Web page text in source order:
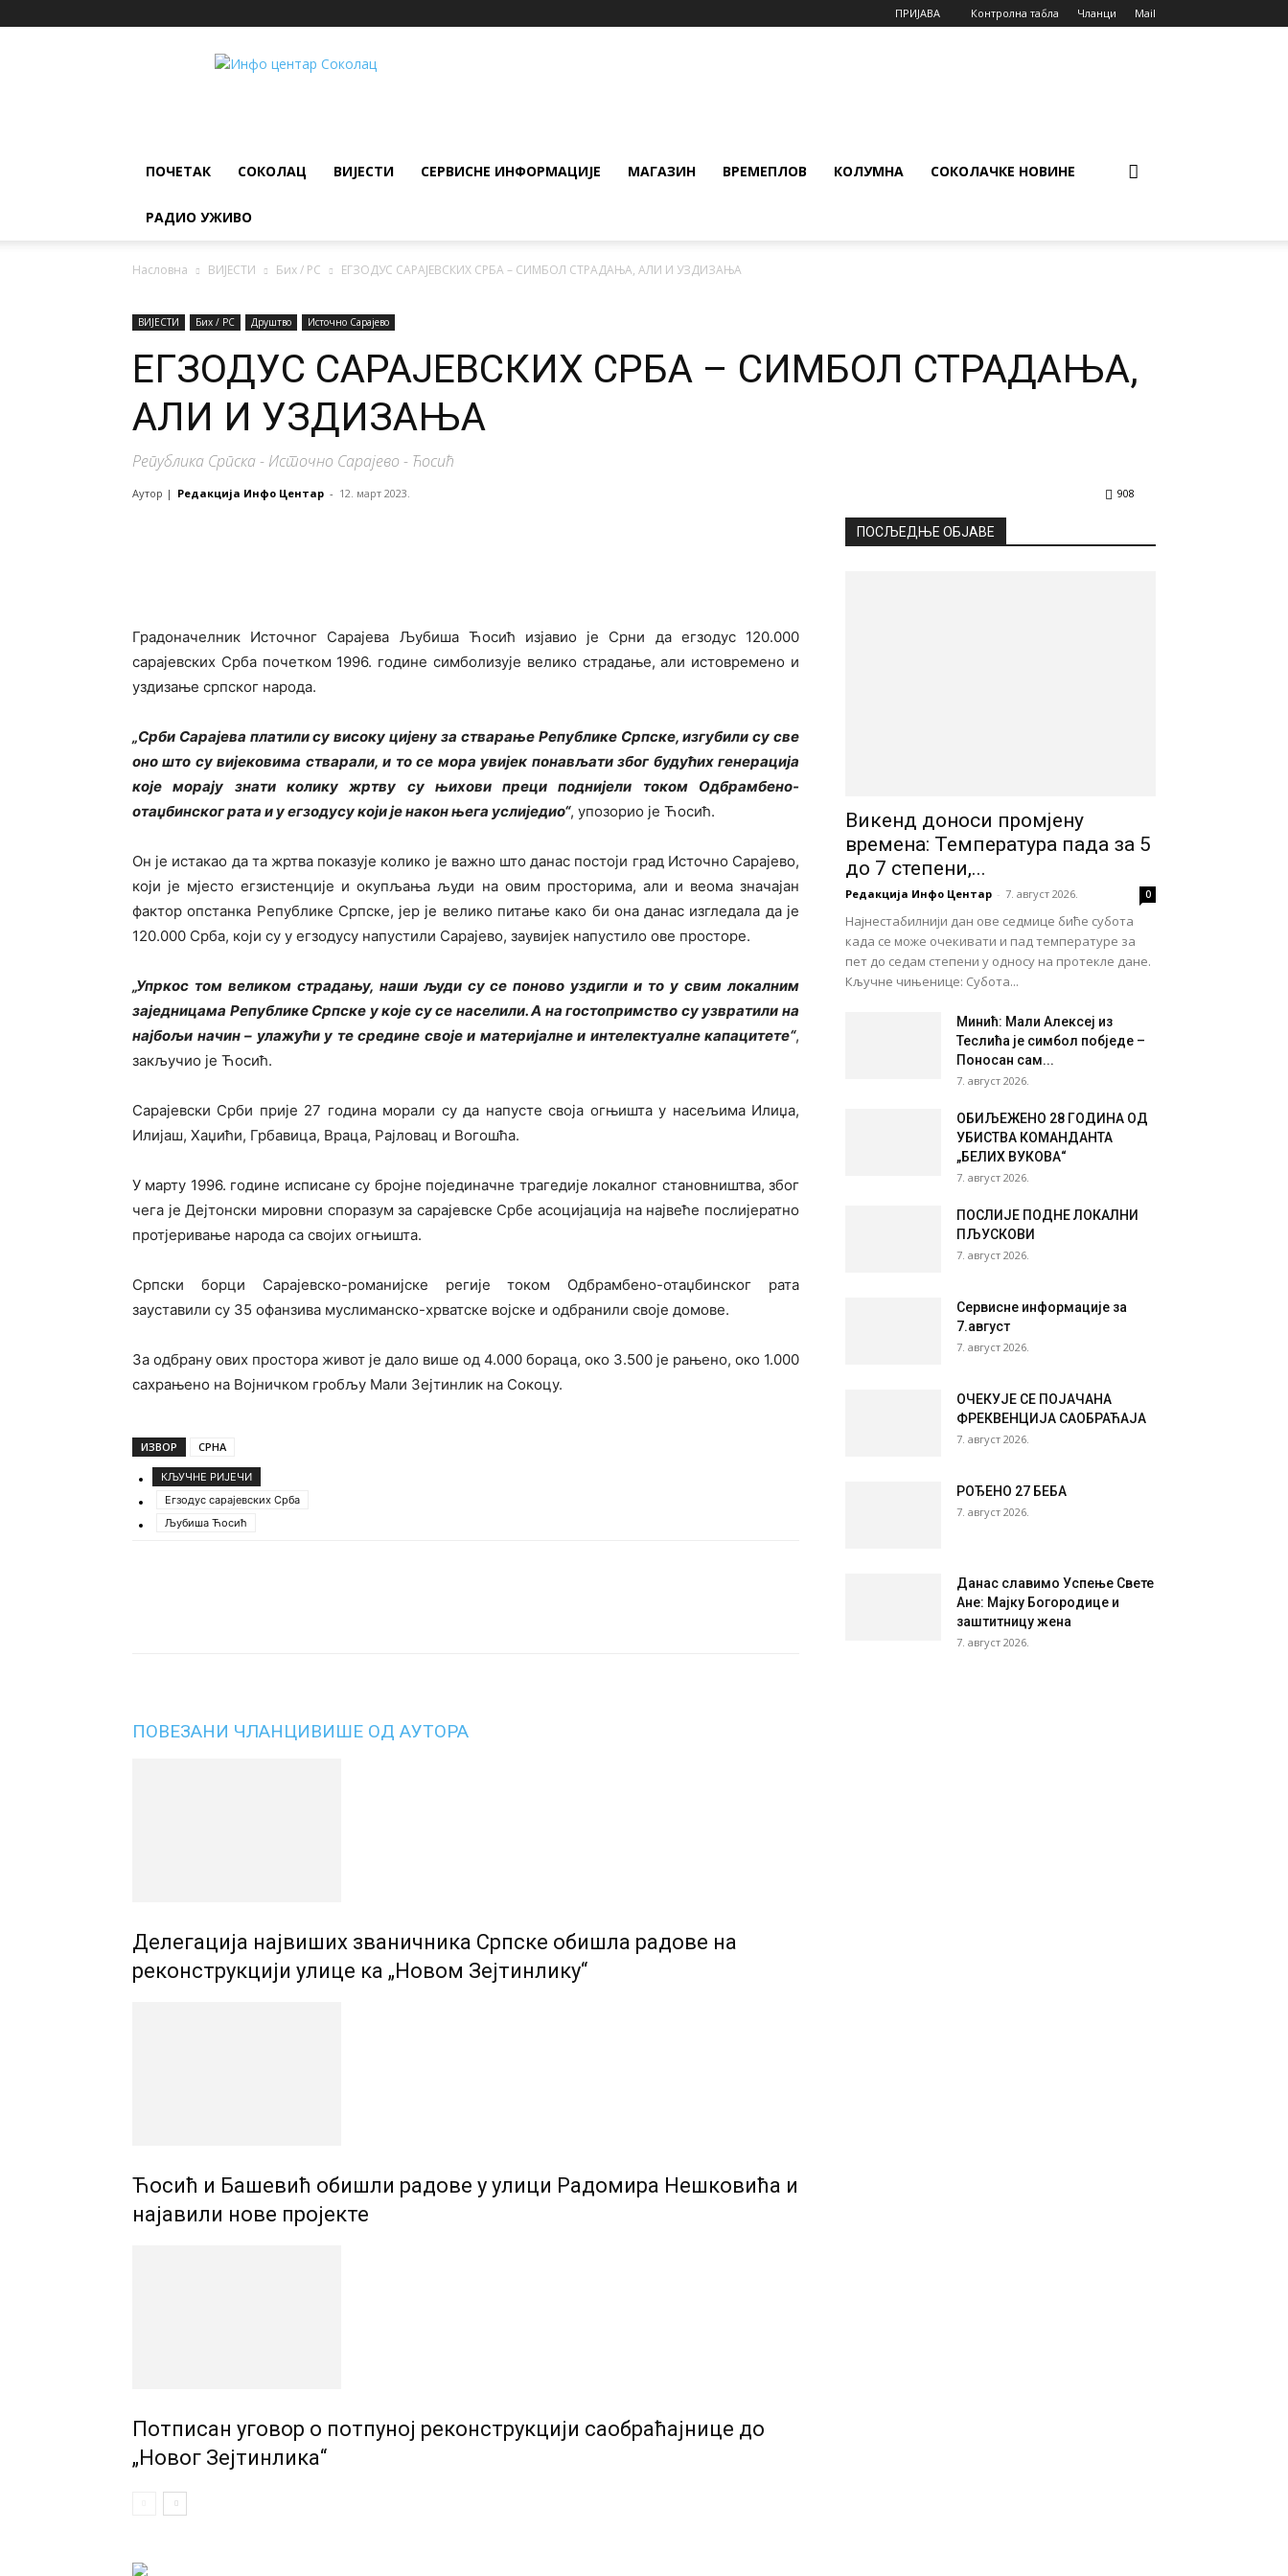
ПРИЈАВА Контролна табла Чланци Mail
ИНФО
ПОЧЕТАК СОКОЛАЦ ВИЈЕСТИ СЕРВИСНЕ ИНФОРМАЦИЈЕ МАГАЗИН ВРЕМЕПЛОВ КОЛУМНА СОКОЛАЧКЕ НОВИНЕ
РАДИО УЖИВО
Насловна ВИЈЕСТИ Бих / РС ЕГЗОДУС САРАЈЕВСКИХ СРБА – СИМБОЛ СТРАДАЊА, АЛИ И УЗДИЗАЊА
ВИЈЕСТИ Бих / РС Друштво Источно Сарајево
ЕГЗОДУС САРАЈЕВСКИХ СРБА – СИМБОЛ СТРАДАЊА,
АЛИ И УЗДИЗАЊА
Република Српска - Источно Сарајево - Ћосић
Аутор | Редакција Инфо Центар - 12. март 2023. 908
Градоначелник Источног Сарајева Љубиша Ћосић изјавио је Срни да егзодус 120.000
сарајевских Срба почетком 1996. године симболизује велико страдање, али истовремено и
уздизање српског народа.
„Срби Сарајева платили су високу цијену за стварање Републике Српске, изгубили су све
оно што су вијековима стварали, и то се мора увијек понављати због будућих генерација
које морају знати колику жртву су њихови преци поднијели током Одбрамбено-
отаџбинског рата и у егзодусу који је након њега услиједио“, упозорио је Ћосић.
Он је истакао да та жртва показује колико је важно што данас постоји град Источно Сарајево,
који је мјесто егзистенције и окупљања људи на овим просторима, али и веома значајан
фактор опстанка Републике Српске, јер је велико питање како би она данас изгледала да је
120.000 Срба, који су у егзодусу напустили Сарајево, заувијек напустило ове просторе.
„Упркос том великом страдању, наши људи су се поново уздигли и то у свим локалним
заједницама Републике Српске у које су се населили. А на гостопримство су узвратили на
најбољи начин – улажући у те средине своје и материјалне и интелектуалне капацитете“,
закључио је Ћосић.
Сарајевски Срби прије 27 година морали су да напусте своја огњишта у насељима Илиџа,
Илијаш, Хаџићи, Грбавица, Враца, Рајловац и Вогошћа.
У марту 1996. године исписане су бројне појединачне трагедије локалног становништва, због
чега је Дејтонски мировни споразум за сарајевске Србе асоцијација на највеће послијератно
протјеривање народа са својих огњишта.
Српски борци Сарајевско-романијске регије током Одбрамбено-отаџбинског рата
зауставили су 35 офанзива муслиманско-хрватске војске и одбранили своје домове.
За одбрану ових простора живот је дало више од 4.000 бораца, око 3.500 је рањено, око 1.000
сахрањено на Војничком гробљу Мали Зејтинлик на Сокоцу.
ИЗВОР СРНА
КЉУЧНЕ РИЈЕЧИ
Егзодус сарајевских Срба
Љубиша Ћосић
ПОВЕЗАНИ ЧЛАНЦИВИШЕ ОД АУТОРА
Делегација највиших званичника Српске обишла радове на
реконструкцији улице ка „Новом Зејтинлику“
Ћосић и Башевић обишли радове у улици Радомира Нешковића и
најавили нове пројекте
Потписан уговор о потпуној реконструкцији саобраћајнице до
„Новог Зејтинлика“
ПОСЉЕДЊЕ ОБЈАВЕ
Викенд доноси промјену
времена: Температура пада за 5
до 7 степени,...
Редакција Инфо Центар - 7. август 2026. 0
Најнестабилнији дан ове седмице биће субота
када се може очекивати и пад температуре за
пет до седам степени у односу на протекле дане.
Кључне чињенице: Субота...
Минић: Мали Алексеј из
Теслића је симбол побједе –
Поносан сам...
7. август 2026.
ОБИЉЕЖЕНО 28 ГОДИНА ОД
УБИСТВА КОМАНДАНТА
„БЕЛИХ ВУКОВА“
7. август 2026.
ПОСЛИЈЕ ПОДНЕ ЛОКАЛНИ
ПЉУСКОВИ
7. август 2026.
Сервисне информације за
7.август
7. август 2026.
ОЧЕКУЈЕ СЕ ПОЈАЧАНА
ФРЕКВЕНЦИЈА САОБРАЋАЈА
7. август 2026.
РОЂЕНО 27 БЕБА
7. август 2026.
Данас славимо Успење Свете
Ане: Мајку Богородице и
заштитницу жена
7. август 2026.